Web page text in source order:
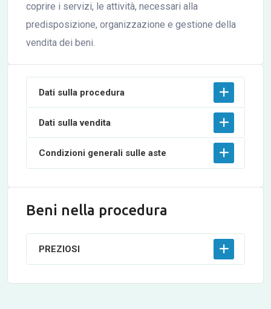
coprire i servizi, le attività, necessari alla
predisposizione, organizzazione e gestione della
vendita dei beni.
Dati sulla procedura
Dati sulla vendita
Condizioni generali sulle aste
Beni nella procedura
PREZIOSI